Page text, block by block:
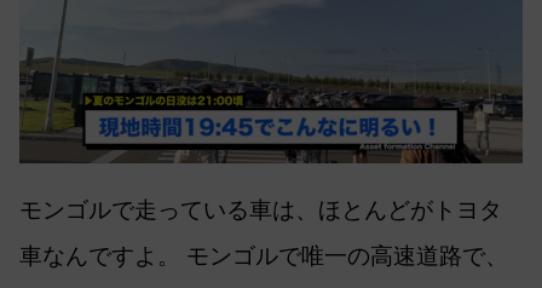
モンゴルで走っている車は、ほとんどがトヨタ
車なんですよ。 モンゴルで唯一の高速道路で、